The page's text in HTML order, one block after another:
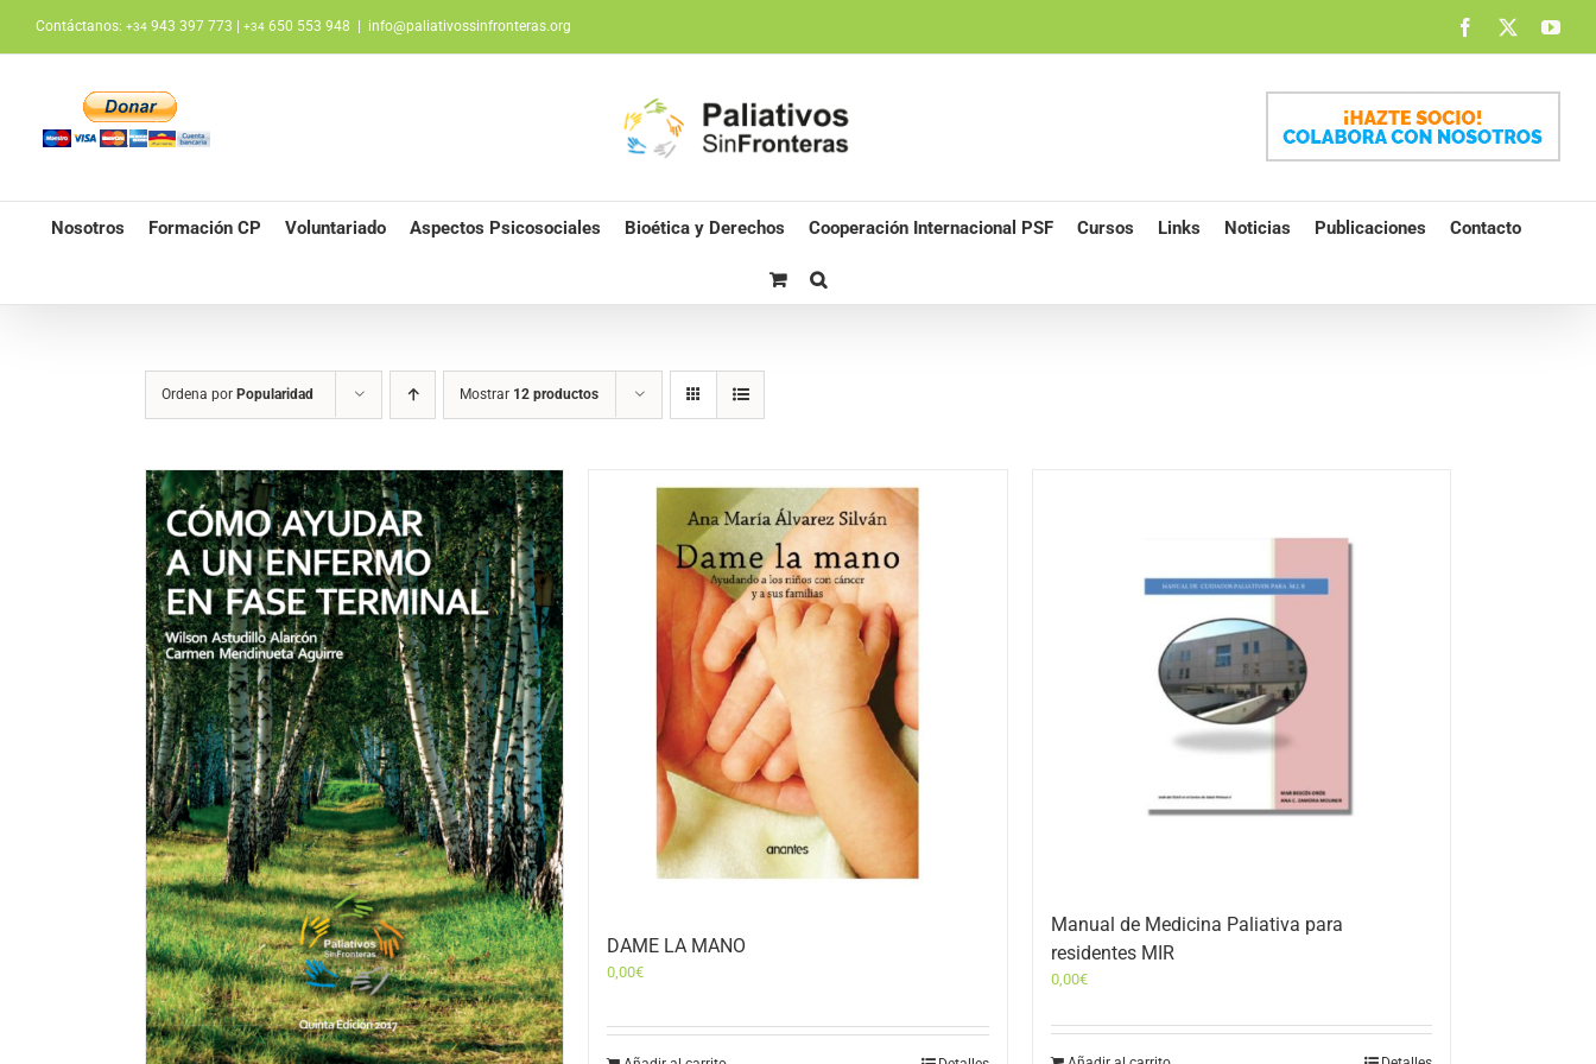
contenido
Contáctanos: +34 943 397 773 | +34 650 553 948 info@paliativossinfronteras.org Facebook
Nosotros Formación CP Voluntariado Aspectos Psicosociales Bioética y Derechos Cooperación Internacional PSF Cursos Links Noticias Publicaciones Contacto
Ordena por Popularidad Mostrar 12 productos
DAME LA MANO
0,00€
Manual de Medicina Paliativa para
residentes MIR
0,00€